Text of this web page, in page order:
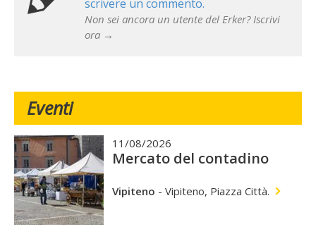
scrivere un commento.
Non sei ancora un utente del Erker? Iscrivi
ora →
Eventi
11/08/2026
Mercato del contadino
Vipiteno - Vipiteno, Piazza Città.